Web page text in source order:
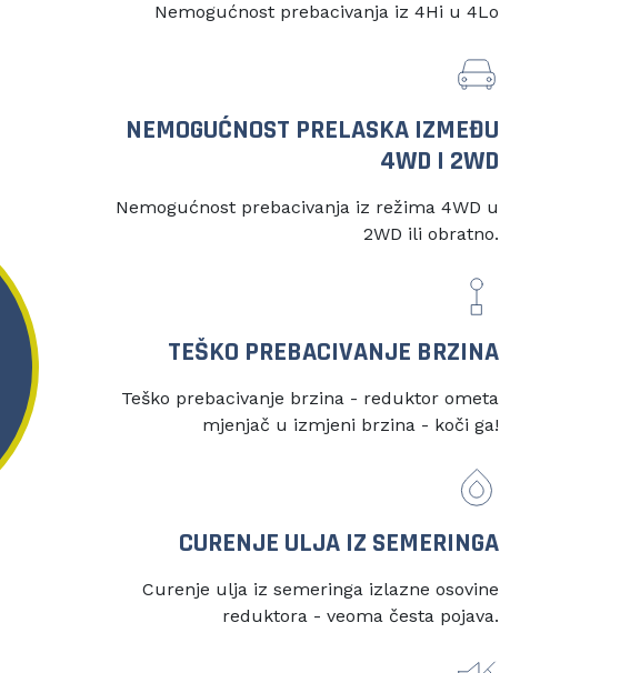
Nemogućnost prebacivanja iz 4Hi u 4Lo
NEMOGUĆNOST PRELASKA IZMEĐU
4WD I 2WD
Nemogućnost prebacivanja iz režima 4WD u
2WD ili obratno.
TEŠKO PREBACIVANJE BRZINA
Teško prebacivanje brzina - reduktor ometa
mjenjač u izmjeni brzina - koči ga!
CURENJE ULJA IZ SEMERINGA
Curenje ulja iz semeringa izlazne osovine
reduktora - veoma česta pojava.